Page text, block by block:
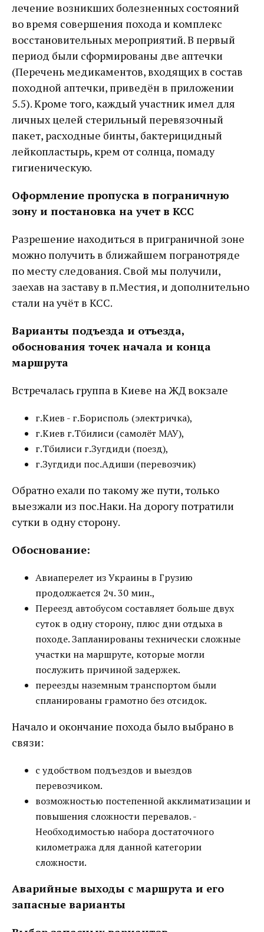
лечение возникших болезненных состояний
во время совершения похода и комплекс
восстановительных мероприятий. В первый
период были сформированы две аптечки
(Перечень медикаментов, входящих в состав
походной аптечки, приведён в приложении
5.5). Кроме того, каждый участник имел для
личных целей стерильный перевязочный
пакет, расходные бинты, бактерицидный
лейкопластырь, крем от солнца, помаду
гигиеническую.
Оформление пропуска в пограничную
зону и постановка на учет в КСС
Разрешение находиться в приграничной зоне
можно получить в ближайшем погранотряде
по месту следования. Свой мы получили,
заехав на заставу в п.Местия, и дополнительно
стали на учёт в КСС.
Варианты подъезда и отъезда,
обоснования точек начала и конца
маршрута
Встречалась группа в Киеве на ЖД вокзале
г.Киев - г.Борисполь (электричка),
г.Киев г.Тбилиси (самолёт МАУ),
г.Тбилиси г.Зугдиди (поезд),
г.Зугдиди пос.Адиши (перевозчик)
Обратно ехали по такому же пути, только
выезжали из пос.Наки. На дорогу потратили
сутки в одну сторону.
Обоснование:
Авиаперелет из Украины в Грузию
продолжается 2ч. 30 мин.,
Переезд автобусом составляет больше двух
суток в одну сторону, плюс дни отдыха в
походе. Запланированы технически сложные
участки на маршруте, которые могли
послужить причиной задержек.
переезды наземным транспортом были
спланированы грамотно без отсидок.
Начало и окончание похода было выбрано в
связи:
с удобством подъездов и выездов
перевозчиком.
возможностью постепенной акклиматизации и
повышения сложности перевалов. -
Необходимостью набора достаточного
километража для данной категории
сложности.
Аварийные выходы с маршрута и его
запасные варианты